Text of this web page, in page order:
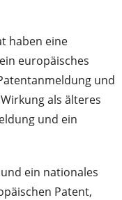
haben eine
europäisches
und
als älteres
und ein
ein nationales
Patent,